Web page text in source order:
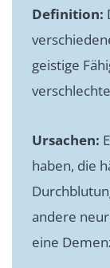
Definition:
geistige
Ursachen:
haben, die
andere
eine